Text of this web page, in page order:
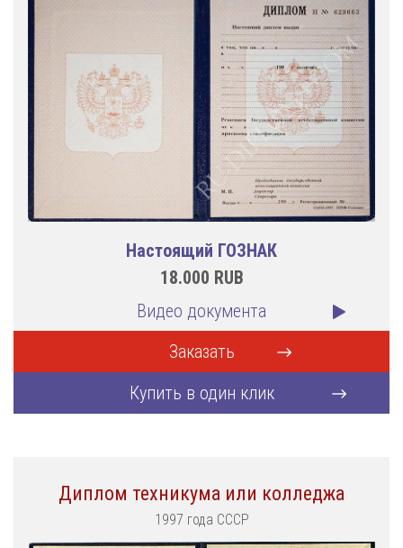
Настоящий ГОЗНАК
18.000 RUB
Видео документа
Заказать
Купить в один клик
Диплом техникума или колледжа
1997 года СССР